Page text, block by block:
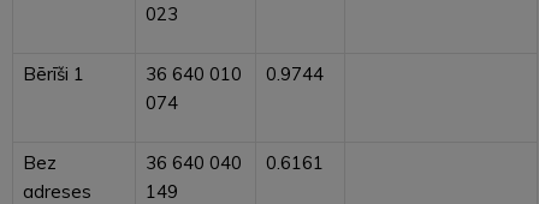
023
Bērīši 1
36 640 010
074
0.9744
Bez
adreses
36 640 040
149
0.6161